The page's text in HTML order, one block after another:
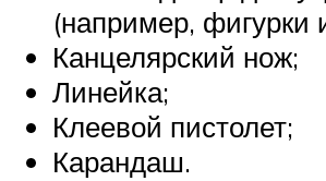
(например, фигурки
Канцелярский нож;
Линейка;
Клеевой пистолет;
Карандаш.